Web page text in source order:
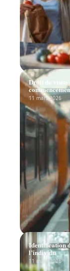
Droit de visite
11 mars 2026
Identification
l’individu
11 mars 2026